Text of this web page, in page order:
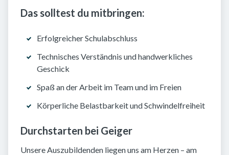
Das solltest du mitbringen:
Erfolgreicher Schulabschluss
Technisches Verständnis und handwerkliches
Geschick
Spaß an der Arbeit im Team und im Freien
Körperliche Belastbarkeit und Schwindelfreiheit
Durchstarten bei Geiger
Unsere Auszubildenden liegen uns am Herzen – am